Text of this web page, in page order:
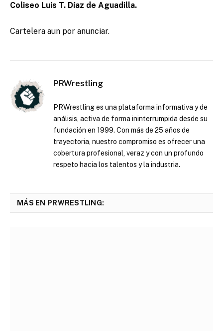
Coliseo Luis T. Díaz de Aguadilla.
Cartelera aun por anunciar.
PRWrestling
PRWrestling es una plataforma informativa y de
análisis, activa de forma ininterrumpida desde su
fundación en 1999. Con más de 25 años de
trayectoria, nuestro compromiso es ofrecer una
cobertura profesional, veraz y con un profundo
respeto hacia los talentos y la industria.
MÁS EN PRWRESTLING: